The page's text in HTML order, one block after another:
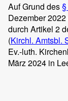
Auf Grund des
Dezember 2022
durch Artikel 2
(Kirchl. Amtsbl.
Ev.-luth.
März 2024 in